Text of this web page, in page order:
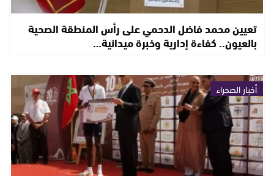
تعيين محمد فاضل الدحمي على رأس المنطقة الصحية
بالعيون.. كفاءة إدارية وخبرة ميدانية…
أخبار الصحراء